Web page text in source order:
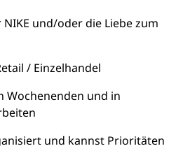
und/oder die Liebe zum
/ Einzelhandel
Wochenenden und in
und kannst Prioritäten